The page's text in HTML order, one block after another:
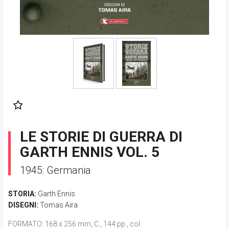
LE STORIE DI GUERRA DI
GARTH ENNIS VOL. 5
1945: Germania
STORIA: Garth Ennis
DISEGNI: Tomas Aira
FORMATO: 168 x 256 mm, C., 144 pp., col.